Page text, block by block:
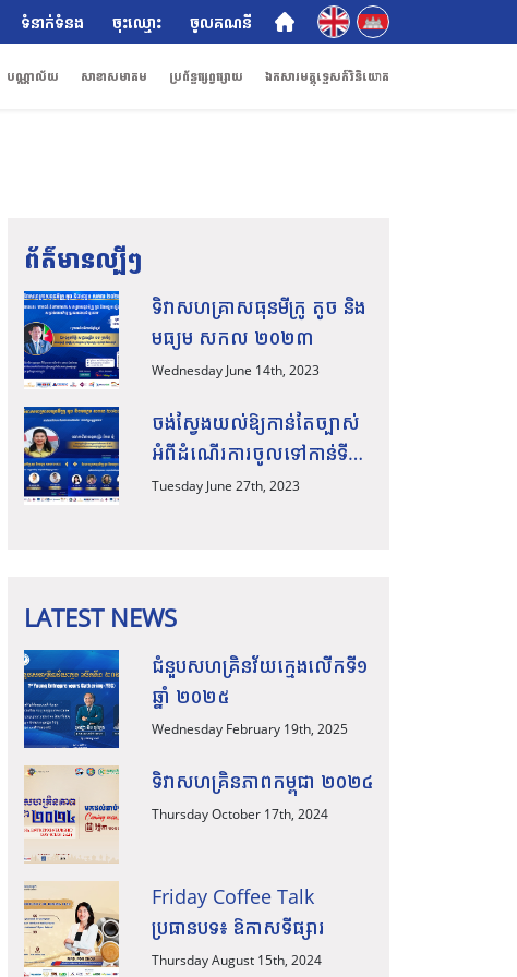
ទំនាក់ទំនង ចុះឈ្មោះ ចូលគណនី Englishភាសាខ្មែរ
បណ្ណាល័យ សាខាសមាគម ប្រព័ន្ធផ្សព្វផ្សាយ ឯកសារមគ្គុទ្ទេសក៍វិនិយោគ
ព័ត៌មានល្បីៗ
ទិវាសហគ្រាសធុនមីក្រូ តូច និង
មធ្យម សកល ២០២៣
Wednesday June 14th, 2023
ចង់ស្វែងយល់ឱ្យកាន់តែច្បាស់
អំពីដំណើរការចូលទៅកាន់ទី
ផ្សារក្នុងស្រុក និងទីផ្សារ
Tuesday June 27th, 2023
LATEST NEWS
ជំនួបសហគ្រិនវ័យក្មេងលើកទី១
ឆ្នាំ ២០២៥
Wednesday February 19th, 2025
ទិវាសហគ្រិនភាពកម្ពុជា ២០២៤
Thursday October 17th, 2024
Friday Coffee Talk
ប្រធានបទ៖ ឱកាសទីផ្សារ
Thursday August 15th, 2024